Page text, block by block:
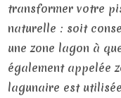
transformer votre
naturelle : soit
une zone lagon à
également appelée
lagunaire est